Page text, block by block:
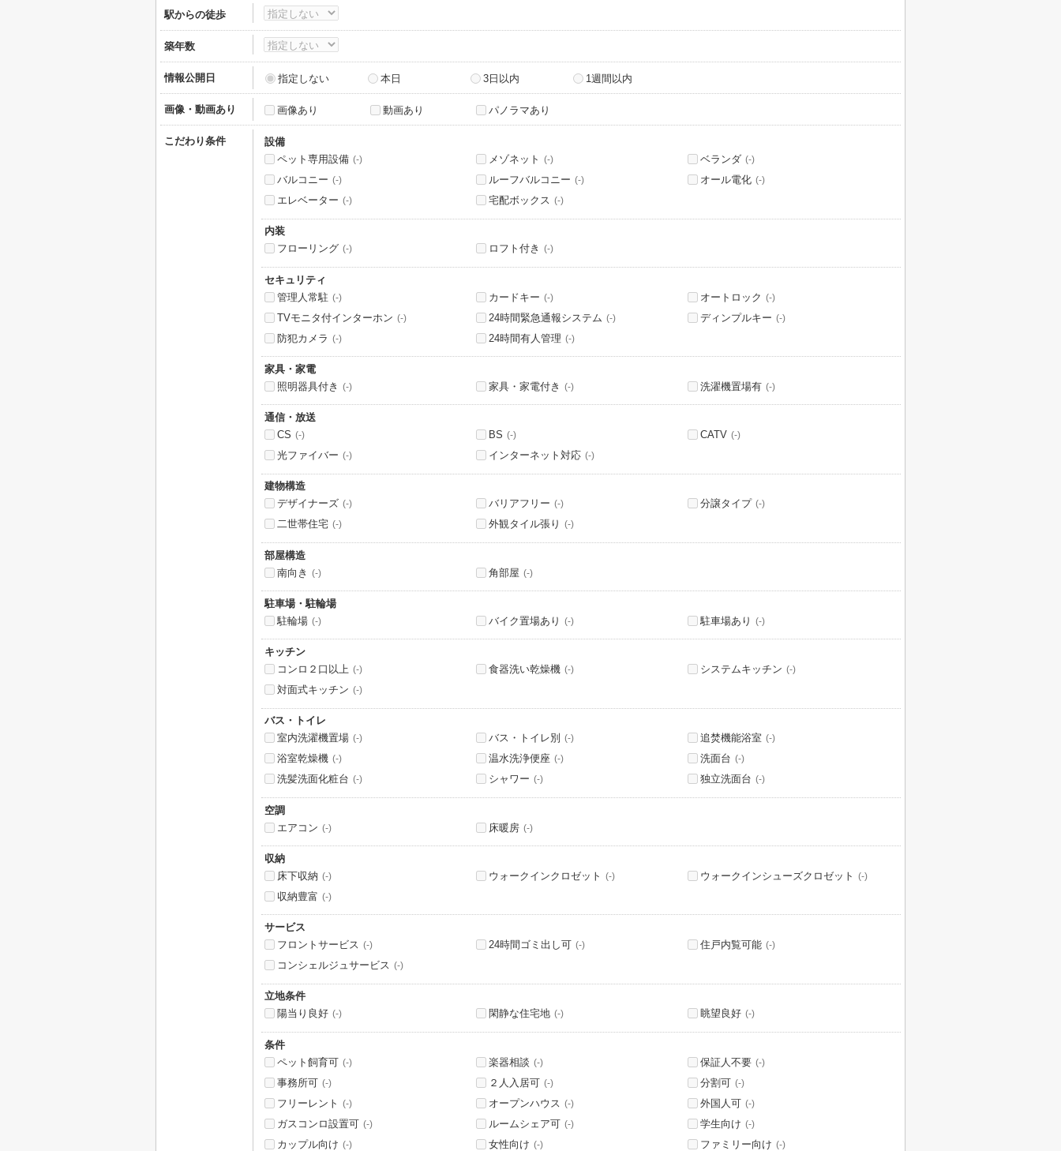
駅からの徒歩
築年数
情報公開日 指定しない 本日 3日以内 1週間以内
画像・動画あり 画像あり 動画あり パノラマあり
こだわり条件
設備
ペット専用設備 (-) メゾネット (-) ベランダ (-)
バルコニー (-) ルーフバルコニー (-) オール電化 (-)
エレベーター (-) 宅配ボックス (-)
内装
フローリング (-) ロフト付き (-)
セキュリティ
管理人常駐 (-) カードキー (-) オートロック (-)
TVモニタ付インターホン (-) 24時間緊急通報システム (-) ディンプルキー (-)
防犯カメラ (-) 24時間有人管理 (-)
家具・家電
照明器具付き
(-) 家具・家電付き (-) 洗濯機置場有 (-)
通信・放送
CS (-) BS (-) CATV (-)
光ファイバー (-) インターネット対応 (-)
建物構造
デザイナーズ (-) バリアフリー (-) 分譲タイプ (-)
二世帯住宅 (-) 外観タイル張り (-)
部屋構造
南向き
(-) 角部屋 (-)
駐車場・駐輪場
駐輪場 (-) バイク置場あり (-) 駐車場あり (-)
キッチン
コンロ２口以上 (-) 食器洗い乾燥機 (-) システムキッチン (-)
対面式キッチン (-)
バス・トイレ
室内洗濯機置場 (-) バス・トイレ別 (-) 追焚機能浴室 (-)
浴室乾燥機 (-) 温水洗浄便座 (-) 洗面台 (-)
洗髪洗面化粧台 (-) シャワー (-) 独立洗面台 (-)
空調
エアコン (-) 床暖房 (-)
収納
床下収納 (-) ウォークインクロゼット (-) ウォークインシューズクロゼット (-)
収納豊富 (-)
サービス
フロントサービス (-) 24時間ゴミ出し可 (-) 住戸内覧可能 (-)
コンシェルジュサービス (-)
立地条件
陽当り良好 (-) 閑静な住宅地 (-) 眺望良好 (-)
条件
ペット飼育可 (-) 楽器相談 (-) 保証人不要 (-)
事務所可 (-) ２人入居可 (-) 分割可 (-)
フリーレント (-) オープンハウス (-) 外国人可 (-)
ガスコンロ設置可 (-) ルームシェア可 (-) 学生向け (-)
カップル向け (-) 女性向け (-) ファミリー向け (-)